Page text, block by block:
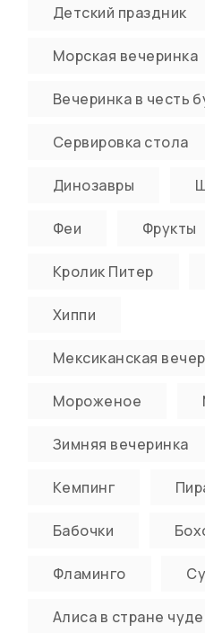
Детский праздник
Морская вечеринка
Вечеринка в честь
Сервировка стола
Динозавры
Феи Фрукты
Кролик Питер
Хиппи
Мексиканская
Мороженое
Зимняя вечеринка
Кемпинг
Бабочки
Фламинго
Алиса в стране